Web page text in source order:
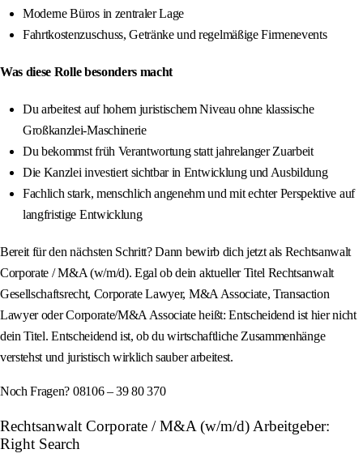
Moderne Büros in zentraler Lage
Fahrtkostenzuschuss, Getränke und regelmäßige Firmenevents
Was diese Rolle besonders macht
Du arbeitest auf hohem juristischem Niveau ohne klassische
Großkanzlei-Maschinerie
Du bekommst früh Verantwortung statt jahrelanger Zuarbeit
Die Kanzlei investiert sichtbar in Entwicklung und Ausbildung
Fachlich stark, menschlich angenehm und mit echter Perspektive auf
langfristige Entwicklung
Bereit für den nächsten Schritt? Dann bewirb dich jetzt als Rechtsanwalt
Corporate / M&A (w/m/d). Egal ob dein aktueller Titel Rechtsanwalt
Gesellschaftsrecht, Corporate Lawyer, M&A Associate, Transaction
Lawyer oder Corporate/M&A Associate heißt: Entscheidend ist hier nicht
dein Titel. Entscheidend ist, ob du wirtschaftliche Zusammenhänge
verstehst und juristisch wirklich sauber arbeitest.
Noch Fragen? 08106 – 39 80 370
Rechtsanwalt Corporate / M&A (w/m/d) Arbeitgeber:
Right Search